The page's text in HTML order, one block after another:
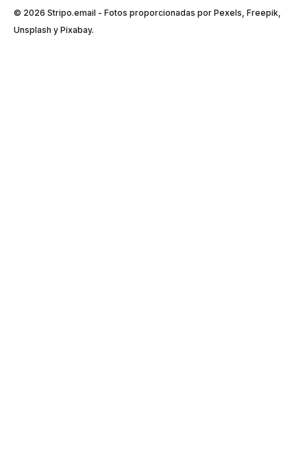
© 2026 Stripо.email - Fotos proporcionadas por Pexels, Freepik,
Unsplash y Pixabay.